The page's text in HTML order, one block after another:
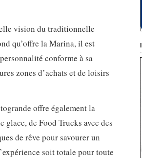
vision du traditionnelle
qu’offre la Marina, il est
conforme à sa
zones d’achats et de loisirs
offre également la
de Food Trucks avec des
de rêve pour savourer un
soit totale pour toute